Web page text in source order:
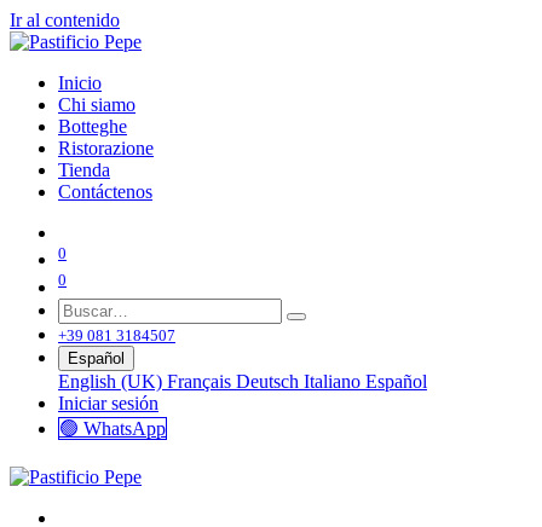
Ir al contenido
Inicio
Chi siamo
Botteghe
Ristorazione
Tienda
Contáctenos
0
0
+39 081 3184507
Español
English (UK) Français Deutsch Italiano Español
Iniciar sesión
🟢 WhatsApp